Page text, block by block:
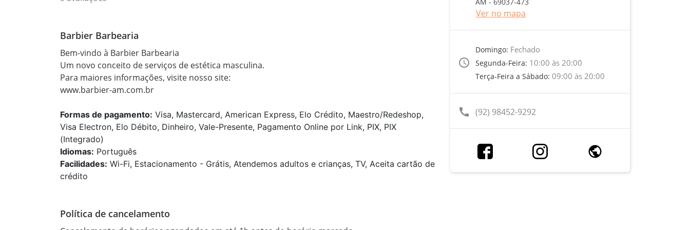
Barbier Barbearia
Bem-vindo à Barbier Barbearia
Um novo conceito de serviços de estética masculina.
Para maiores informações, visite nosso site:
www.barbier-am.com.br
Formas de pagamento: Visa, Mastercard, American Express, Elo Crédito, Maestro/Redeshop,
Visa Electron, Elo Débito, Dinheiro, Vale-Presente, Pagamento Online por Link, PIX, PIX
(Integrado)
Idiomas: Português
Facilidades: Wi-Fi, Estacionamento - Grátis, Atendemos adultos e crianças, TV, Aceita cartão de
crédito
Política de cancelamento
Ver no mapa
access_time
Domingo: Fechado
Segunda-Feira: 10:00 às 20:00
Terça-Feira a Sábado: 09:00 às 20:00
call (92) 98452-9292